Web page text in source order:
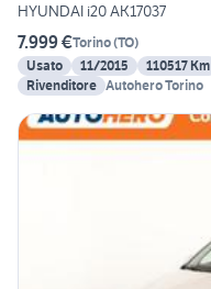
HYUNDAI i20 AK17037
7.999 €Torino(TO)
Usato
11/2015 110517 Km
Rivenditore Autohero Torino